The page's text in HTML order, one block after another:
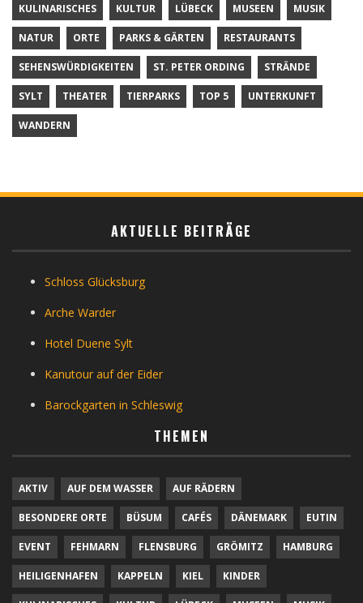
KULINARISCHES KULTUR LÜBECK MUSEEN MUSIK
NATUR ORTE PARKS & GÄRTEN RESTAURANTS
SEHENSWÜRDIGKEITEN ST. PETER ORDING STRÄNDE
SYLT THEATER TIERPARKS TOP 5 UNTERKUNFT
WANDERN
AKTUELLE BEITRÄGE
Schloss Glücksburg
Arche Warder
Hotel Duene Sylt
Kanutour auf der Eider
Barockgarten in Schleswig
THEMEN
AKTIV AUF DEM WASSER AUF RÄDERN
BESONDERE ORTE BÜSUM CAFÉS DÄNEMARK EUTIN
EVENT FEHMARN FLENSBURG GRÖMITZ HAMBURG
HEILIGENHAFEN KAPPELN KIEL KINDER